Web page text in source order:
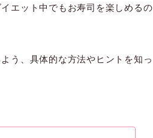
エット中でもお寿司を楽しめるの
う、具体的な方法やヒントを知っ